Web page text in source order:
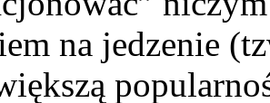
na jedzenie